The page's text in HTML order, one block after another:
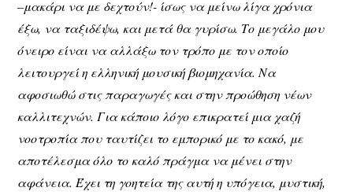
–μακάρι να με δεχτούν!- ίσως να μείνω λίγα χρόνια
έξω, να ταξιδέψω, και μετά θα γυρίσω. Το μεγάλο μου
όνειρο είναι να αλλάξω τον τρόπο με τον οποίο
λειτουργεί η ελληνική μουσική βιομηχανία. Να
αφοσιωθώ στις παραγωγές και στην προώθηση νέων
καλλιτεχνών. Για κάποιο λόγο επικρατεί μια χαζή
νοοτροπία που ταυτίζει το εμπορικό με το κακό, με
αποτέλεσμα όλο το καλό πράγμα να μένει στην
αφάνεια. Έχει τη γοητεία της αυτή η υπόγεια, μυστική,